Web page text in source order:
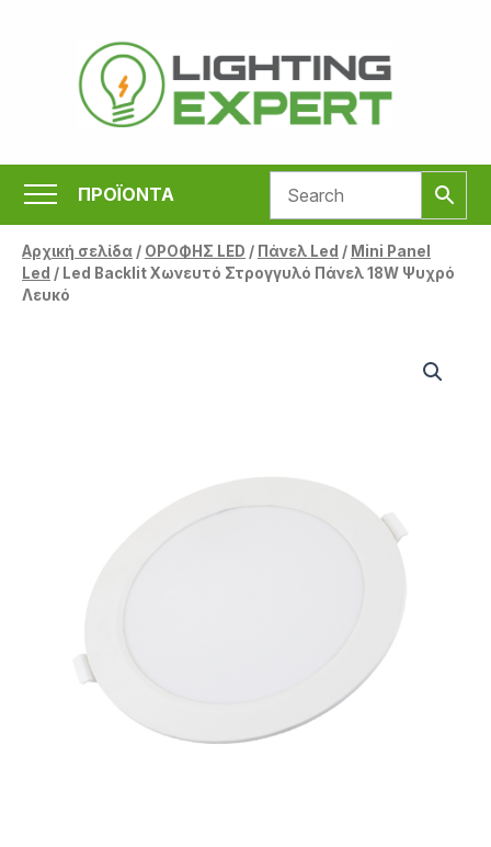
περιεχόμενο
ΠΡΟΪΟΝΤΑ
Αρχική σελίδα/ ΟΡΟΦΗΣ LED / Πάνελ Led / Mini Panel
Led / Led Backlit Χωνευτό Στρογγυλό Πάνελ 18W Ψυχρό
Λευκό